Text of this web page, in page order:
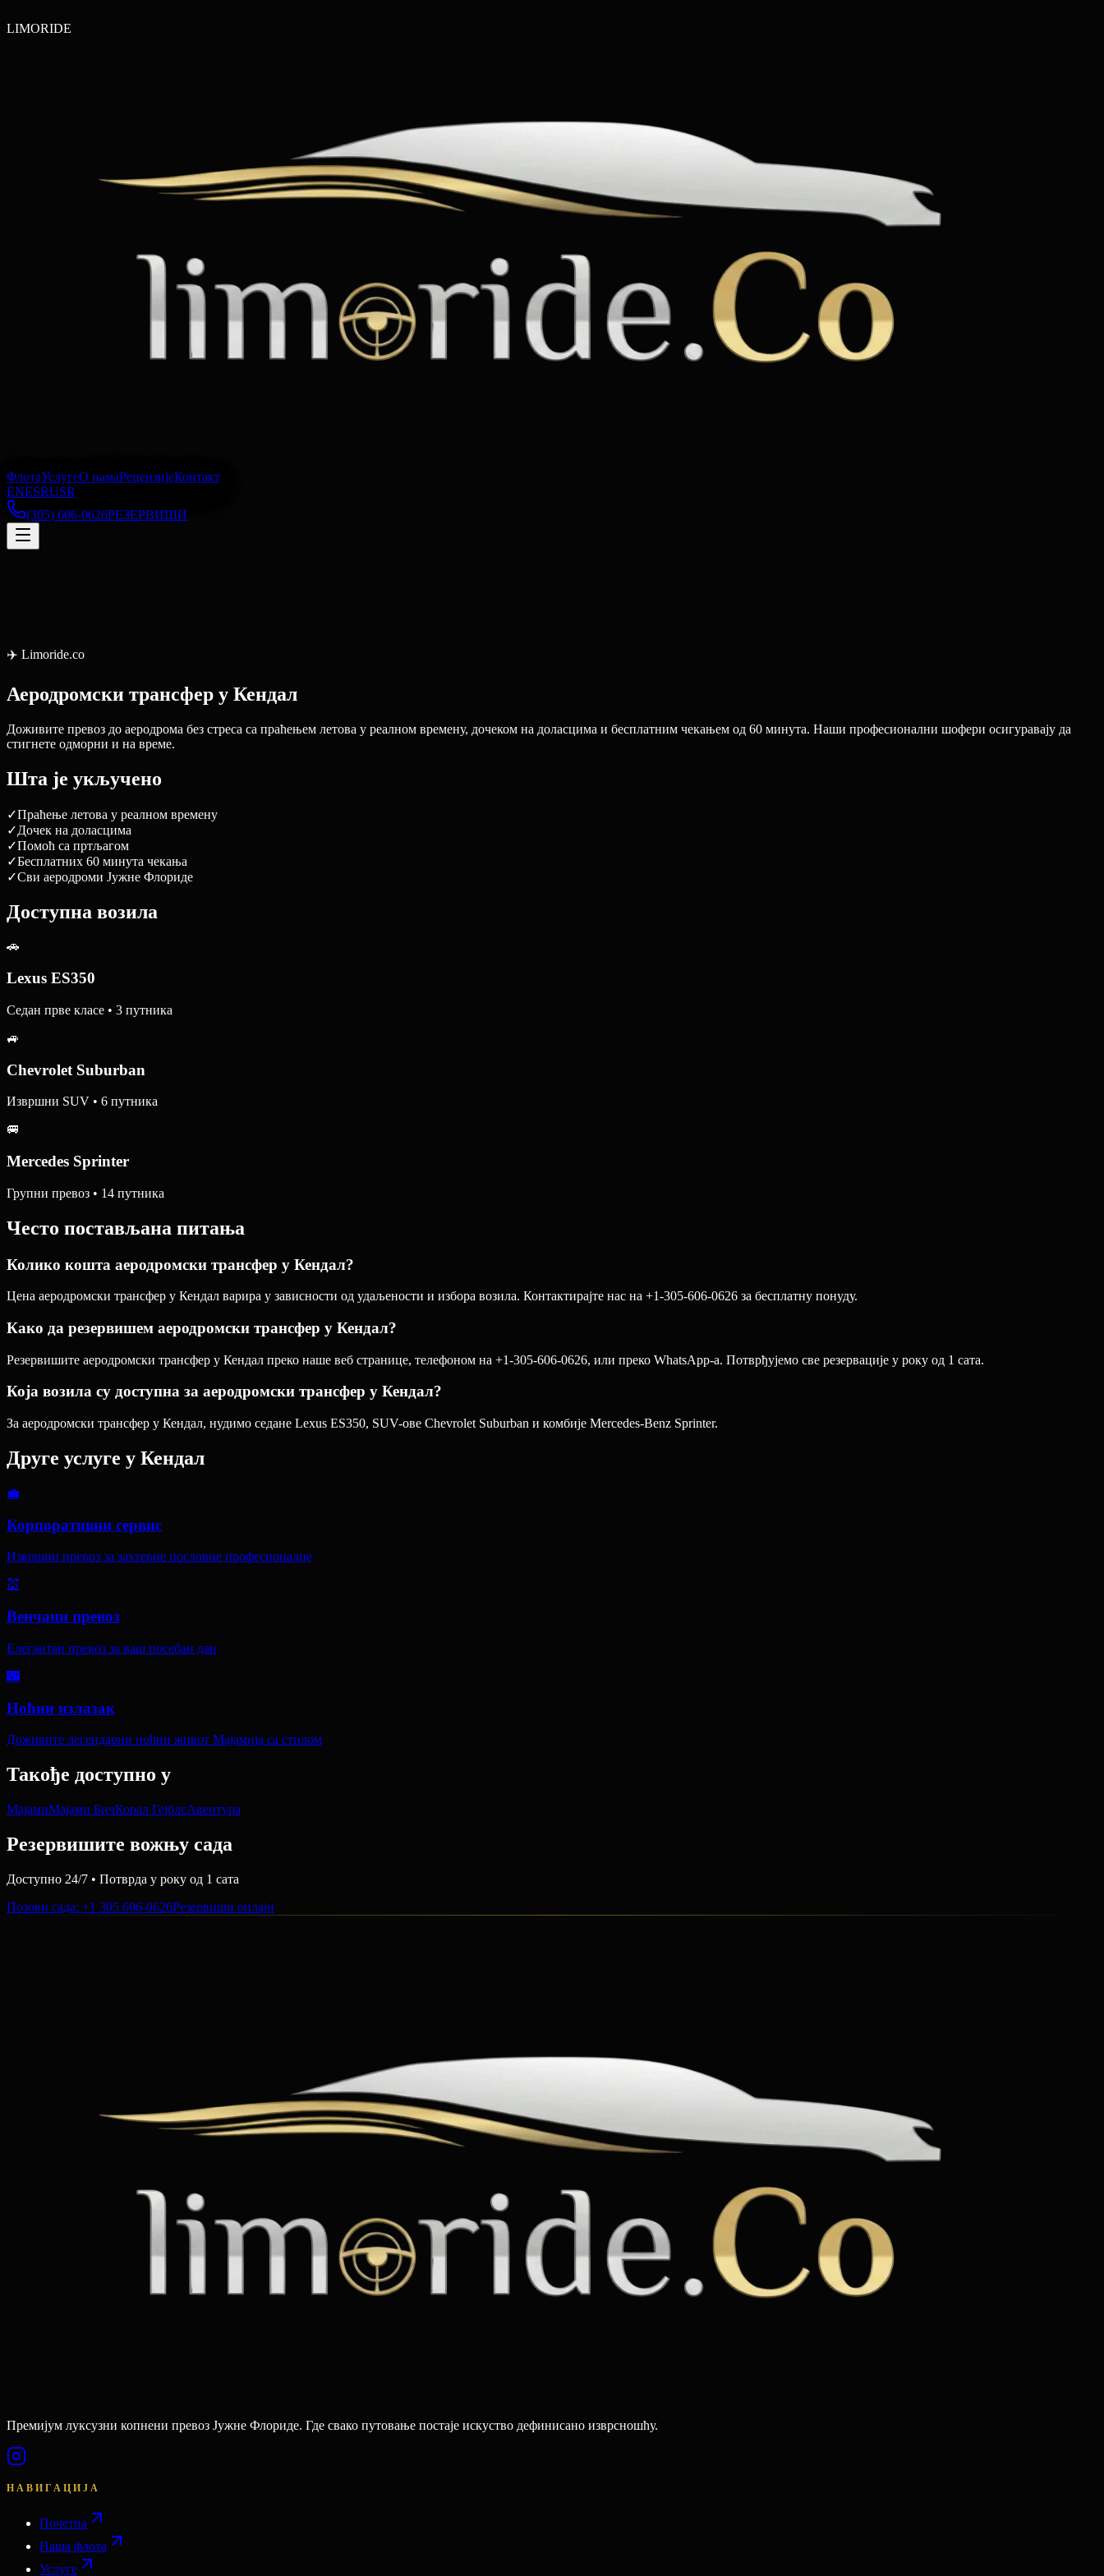
LIMORIDE
ФлотаУслугеО намаРецензијеКонтакт
ENESRUSR
(305) 606-0626РЕЗЕРВИШИ
✈️ Limoride.co
Аеродромски трансфер у Кендал
Доживите превоз до аеродрома без стреса са праћењем летова у реалном времену, дочеком на доласцима и бесплатним чекањем од 60 минута. Наши професионални шофери осигуравају да
стигнете одморни и на време.
Шта је укључено
✓Праћење летова у реалном времену
✓Дочек на доласцима
✓Помоћ са пртљагом
✓Бесплатних 60 минута чекања
✓Сви аеродроми Јужне Флориде
Доступна возила
🚗
Lexus ES350
Седан прве класе • 3 путника
🚙
Chevrolet Suburban
Извршни SUV • 6 путника
🚐
Mercedes Sprinter
Групни превоз • 14 путника
Често постављана питања
Колико кошта аеродромски трансфер у Кендал?
Цена аеродромски трансфер у Кендал варира у зависности од удаљености и избора возила. Контактирајте нас на +1-305-606-0626 за бесплатну понуду.
Како да резервишем аеродромски трансфер у Кендал?
Резервишите аеродромски трансфер у Кендал преко наше веб странице, телефоном на +1-305-606-0626, или преко WhatsApp-а. Потврђујемо све резервације у року од 1 сата.
Која возила су доступна за аеродромски трансфер у Кендал?
За аеродромски трансфер у Кендал, нудимо седане Lexus ES350, SUV-ове Chevrolet Suburban и комбије Mercedes-Benz Sprinter.
Друге услуге у Кендал
💼
Корпоративни сервис
Извршни превоз за захтевне пословне професионалце
💒
Венчани превоз
Елегантан превоз за ваш посебан дан
🌃
Ноћни излазак
Доживите легендарни ноћни живот Мајамија са стилом
Такође доступно у
МајамиМајами БичКорал ГејблсАвентура
Резервишите вожњу сада
Доступно 24/7 • Потврда у року од 1 сата
Позови сада: +1 305 606-0626Резервиши онлајн
Премијум луксузни копнени превоз Јужне Флориде. Где свако путовање постаје искуство дефинисано изврсношћу.
НАВИГАЦИЈА
Почетна
Наша флота
Услуге